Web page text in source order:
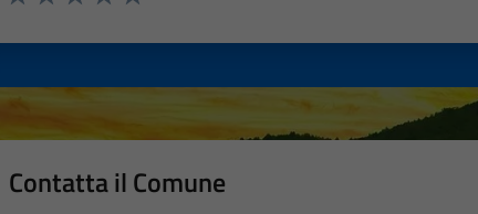
Contatta il Comune